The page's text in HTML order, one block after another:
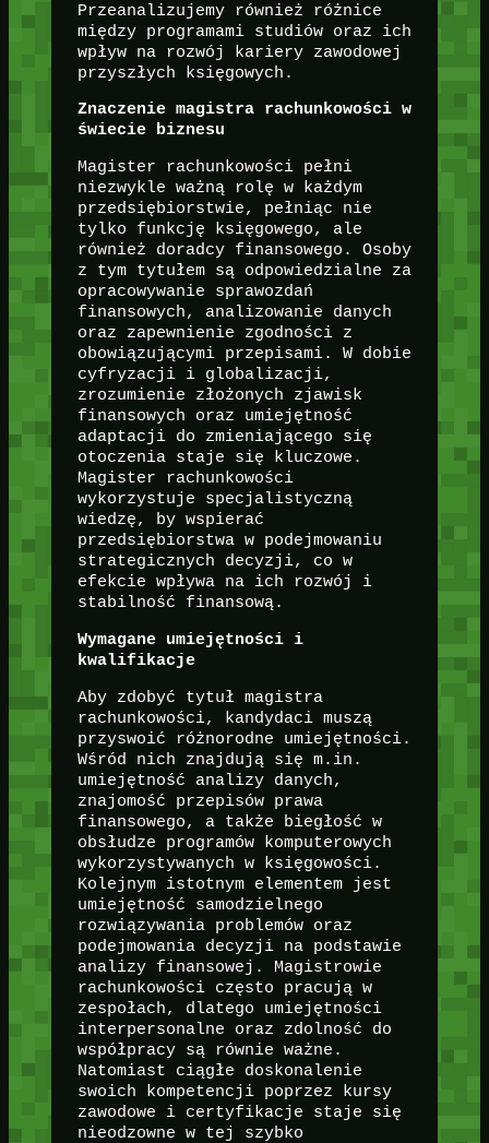
Przeanalizujemy również różnice
między programami studiów oraz ich
wpływ na rozwój kariery zawodowej
przyszłych księgowych.
Znaczenie magistra rachunkowości w
świecie biznesu
Magister rachunkowości pełni
niezwykle ważną rolę w każdym
przedsiębiorstwie, pełniąc nie
tylko funkcję księgowego, ale
również doradcy finansowego. Osoby
z tym tytułem są odpowiedzialne za
opracowywanie sprawozdań
finansowych, analizowanie danych
oraz zapewnienie zgodności z
obowiązującymi przepisami. W dobie
cyfryzacji i globalizacji,
zrozumienie złożonych zjawisk
finansowych oraz umiejętność
adaptacji do zmieniającego się
otoczenia staje się kluczowe.
Magister rachunkowości
wykorzystuje specjalistyczną
wiedzę, by wspierać
przedsiębiorstwa w podejmowaniu
strategicznych decyzji, co w
efekcie wpływa na ich rozwój i
stabilność finansową.
Wymagane umiejętności i
kwalifikacje
Aby zdobyć tytuł magistra
rachunkowości, kandydaci muszą
przyswoić różnorodne umiejętności.
Wśród nich znajdują się m.in.
umiejętność analizy danych,
znajomość przepisów prawa
finansowego, a także biegłość w
obsłudze programów komputerowych
wykorzystywanych w księgowości.
Kolejnym istotnym elementem jest
umiejętność samodzielnego
rozwiązywania problemów oraz
podejmowania decyzji na podstawie
analizy finansowej. Magistrowie
rachunkowości często pracują w
zespołach, dlatego umiejętności
interpersonalne oraz zdolność do
współpracy są równie ważne.
Natomiast ciągłe doskonalenie
swoich kompetencji poprzez kursy
zawodowe i certyfikacje staje się
nieodzowne w tej szybko